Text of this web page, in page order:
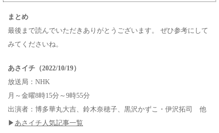
まとめ
最後まで読んでいただきありがとうございます。 ぜひ参考にして
みてくださいね。
あさイチ（2022/10/19）
放送局：NHK
月～金曜8時15分～9時55分
出演者：博多華丸大吉、鈴木奈穂子、黒沢かずこ・伊沢拓司 他
▶ あさイチ人気記事一覧